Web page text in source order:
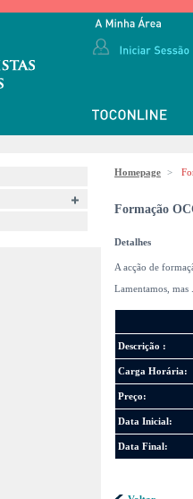
Homepage >
Formação
Detalhes
A acção de
Lamentamos, mas
Descrição :
Carga Horária:
Preço:
Data Inicial:
Data Final: